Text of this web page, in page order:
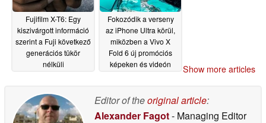
Fujifilm X-T6: Egy
kiszivárgott információ
szerint a Fuji következő
generációs tükör
nélküli
megjelenik06/18/2026
Fokozódik a verseny
az iPhone Ultra körül,
miközben a Vivo X
Fold 6 új promóciós
képeken és videón
Show more articles
Editor of theoriginal article:
Alexander Fagot- Managing Editor